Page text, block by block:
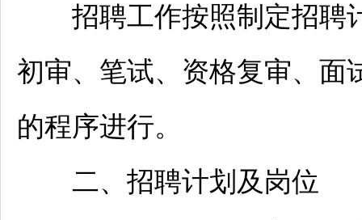
招聘工作按照制定招聘
初审、笔试、资格复审、面
的程序进行。
二、 招聘计划及岗位